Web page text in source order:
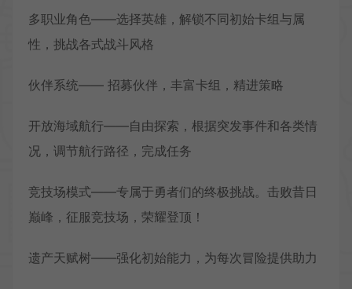
多职业角色——选择英雄，解锁不同初始卡组与属
性，挑战各式战斗风格
伙伴系统—— 招募伙伴，丰富卡组，精进策略
开放海域航行——自由探索，根据突发事件和各类情
况，调节航行路径，完成任务
竞技场模式——专属于勇者们的终极挑战。击败昔日
巅峰，征服竞技场，荣耀登顶！
遗产天赋树——强化初始能力，为每次冒险提供助力